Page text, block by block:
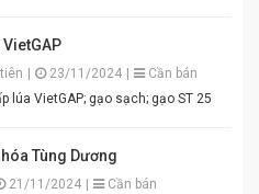
lượng,
Giao hàng nhanh toàn quốc. Đặt
vị quê hương cùng An Quý Thiên
#GiaViTruyenThong
#TikTokShop #AnQuyThienHuong
23/11/2024
Cần bán
chuyên cung cấp lúa VietGAP; gạo sạch; gạo ST 25
Tùng Dương
21/11/2024
Cần bán